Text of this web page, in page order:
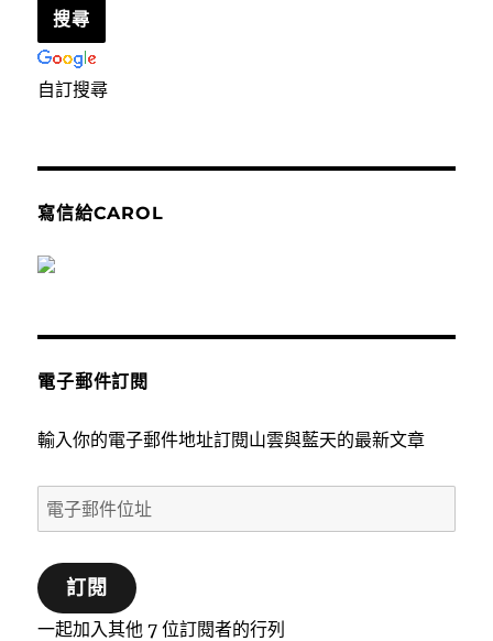
自訂搜尋
寫信給CAROL
電子郵件訂閱
輸入你的電子郵件地址訂閱山雲與藍天的最新文章
電
子
郵
件
位
訂閱
一起加入其他 7 位訂閱者的行列